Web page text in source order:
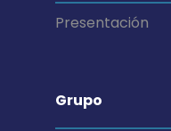
Presentación
Grupo